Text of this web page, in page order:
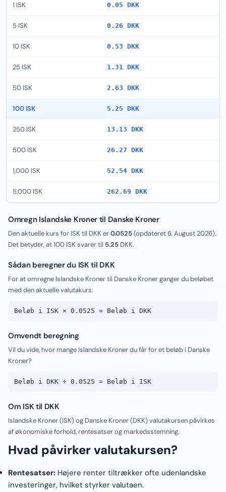
1 ISK 0.05 DKK
5 ISK 0.26 DKK
10 ISK 0.53 DKK
25 ISK 1.31 DKK
50 ISK 2.63 DKK
100 ISK 5.25 DKK
250 ISK 13.13 DKK
500 ISK 26.27 DKK
1,000 ISK 52.54 DKK
5,000 ISK 262.69 DKK
Omregn Islandske Kroner til Danske Kroner
Den aktuelle kurs for ISK til DKK er0.0525(opdateret6. August 2026).
Det betyder, at 100 ISK svarer til 5.25 DKK.
Sådan beregner du ISK til DKK
For at omregne Islandske Kroner til Danske Kroner ganger du beløbet
med den aktuelle valutakurs:
Beløb i ISK × 0.0525 = Beløb i DKK
Omvendt beregning
Vil du vide, hvor mange Islandske Kroner du får for et beløb i Danske
Kroner?
Beløb i DKK ÷ 0.0525 = Beløb i ISK
Om ISK til DKK
Islandske Kroner (ISK) og Danske Kroner (DKK) valutakursen påvirkes
af økonomiske forhold, rentesatser og markedsstemning.
Hvad påvirker valutakursen?
Rentesatser: Højere renter tiltrækker ofte udenlandske
investeringer, hvilket styrker valutaen.